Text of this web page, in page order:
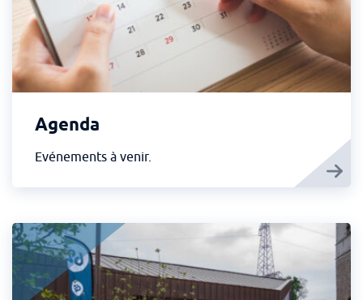
Agenda
Evénements à venir.
Pôle culturel Le Cuivre - Lire plus